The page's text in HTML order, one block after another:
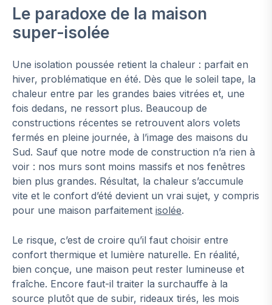
Le paradoxe de la maison
super-isolée
Une isolation poussée retient la chaleur : parfait en
hiver, problématique en été. Dès que le soleil tape, la
chaleur entre par les grandes baies vitrées et, une
fois dedans, ne ressort plus. Beaucoup de
constructions récentes se retrouvent alors volets
fermés en pleine journée, à l’image des maisons du
Sud. Sauf que notre mode de construction n’a rien à
voir : nos murs sont moins massifs et nos fenêtres
bien plus grandes. Résultat, la chaleur s’accumule
vite et le confort d’été devient un vrai sujet, y compris
pour une maison parfaitement isolée.
Le risque, c’est de croire qu’il faut choisir entre
confort thermique et lumière naturelle. En réalité,
bien conçue, une maison peut rester lumineuse et
fraîche. Encore faut-il traiter la surchauffe à la
source plutôt que de subir, rideaux tirés, les mois